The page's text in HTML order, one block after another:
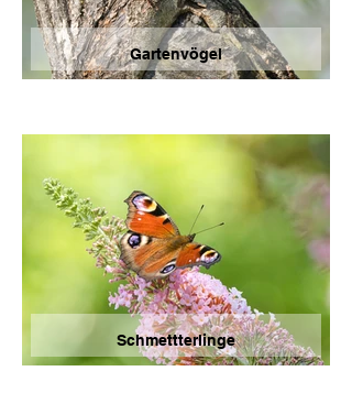
Ebenso zeige ich euch meine
Naturerlebnisse von Unterwegs.
Gartenvögel
Schmettterlinge